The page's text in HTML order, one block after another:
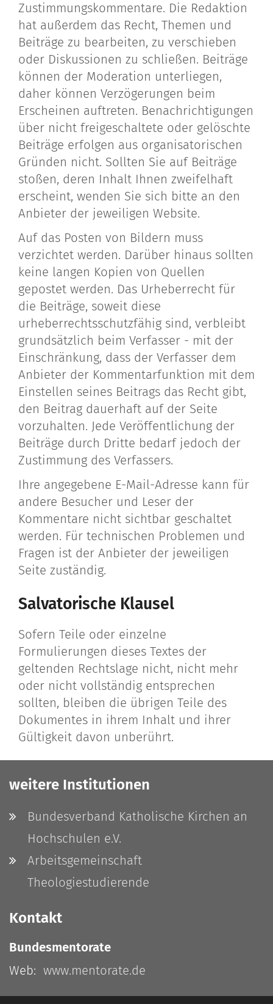
Zustimmungskommentare. Die Redaktion
hat außerdem das Recht, Themen und
Beiträge zu bearbeiten, zu verschieben
oder Diskussionen zu schließen. Beiträge
können der Moderation unterliegen,
daher können Verzögerungen beim
Erscheinen auftreten. Benachrichtigungen
über nicht freigeschaltete oder gelöschte
Beiträge erfolgen aus organisatorischen
Gründen nicht. Sollten Sie auf Beiträge
stoßen, deren Inhalt Ihnen zweifelhaft
erscheint, wenden Sie sich bitte an den
Anbieter der jeweiligen Website.
Auf das Posten von Bildern muss
verzichtet werden. Darüber hinaus sollten
keine langen Kopien von Quellen
gepostet werden. Das Urheberrecht für
die Beiträge, soweit diese
urheberrechtsschutzfähig sind, verbleibt
grundsätzlich beim Verfasser - mit der
Einschränkung, dass der Verfasser dem
Anbieter der Kommentarfunktion mit dem
Einstellen seines Beitrags das Recht gibt,
den Beitrag dauerhaft auf der Seite
vorzuhalten. Jede Veröffentlichung der
Beiträge durch Dritte bedarf jedoch der
Zustimmung des Verfassers.
Ihre angegebene E-Mail-Adresse kann für
andere Besucher und Leser der
Kommentare nicht sichtbar geschaltet
werden. Für technischen Problemen und
Fragen ist der Anbieter der jeweiligen
Seite zuständig.
Salvatorische Klausel
Sofern Teile oder einzelne
Formulierungen dieses Textes der
geltenden Rechtslage nicht, nicht mehr
oder nicht vollständig entsprechen
sollten, bleiben die übrigen Teile des
Dokumentes in ihrem Inhalt und ihrer
Gültigkeit davon unberührt.
weitere Institutionen
Bundesverband Katholische Kirchen an
Hochschulen e.V.
Arbeitsgemeinschaft
Theologiestudierende
Kontakt
Bundesmentorate
Web: www.mentorate.de